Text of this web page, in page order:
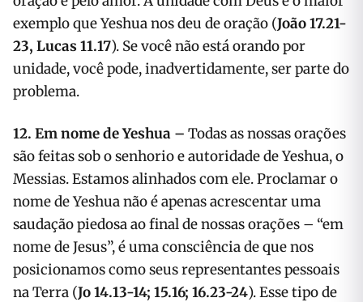
exemplo que Yeshua nos deu de oração (João 17.21-
23, Lucas 11.17). Se você não está orando por
unidade, você pode, inadvertidamente, ser parte do
problema.
12. Em nome de Yeshua – Todas as nossas orações
são feitas sob o senhorio e autoridade de Yeshua, o
Messias. Estamos alinhados com ele. Proclamar o
nome de Yeshua não é apenas acrescentar uma
saudação piedosa ao final de nossas orações – “em
nome de Jesus”, é uma consciência de que nos
posicionamos como seus representantes pessoais
na Terra (Jo 14.13-14; 15.16; 16.23-24). Esse tipo de